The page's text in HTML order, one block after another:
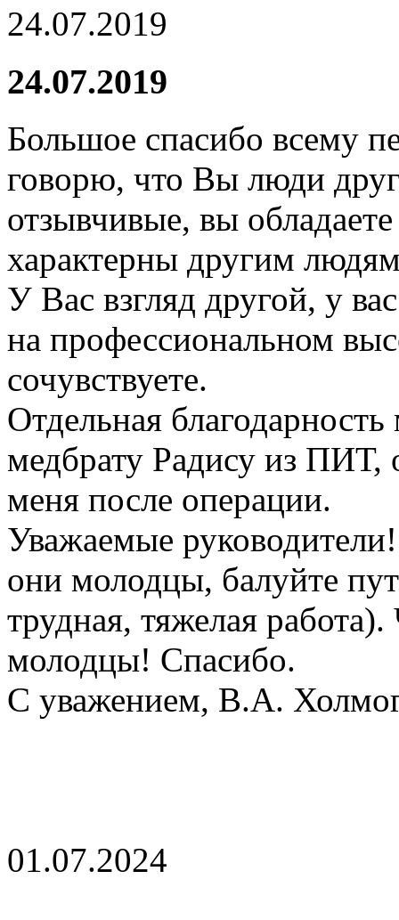
24.07.2019
24.07.2019
Большое спасибо всему
говорю, что Вы люди
отзывчивые, вы
характерны другим
У Вас взгляд другой, у
на профессиональном
сочувствуете.
Отдельная
медбрату Радису из ПИТ,
меня после операции.
Уважаемые
они молодцы, балуйте
трудная, тяжелая
молодцы! Спасибо.
С уважением, В.А.
01.07.2024